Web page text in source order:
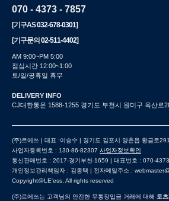
070 - 4373 - 7857
[기구AS032-678-0301]
[기구문의02-511-4402]
AM 9:00~PM 5:00
점심시간 12:00~1:00
토/일/공휴일 휴무
DELIVERY INFO
CJ대한통운 1588-1255 경기도 부천시 원미구 옥산로
(주)르에쓰 | 대표 :이승수 | 경기도 김포시 양촌읍 황금로
사업자등록번호 : 130-86-82307 사업자정보확인
통신판매번호 : 2017-경기부천-1659 | 대표번호 : 070-
개인정보관리책임자 : 김종택 | 전자메일주소 :
Copyright@LE'ess, All rights reserved
(주)르에쓰는 고객님의 안전한 무통장입금 거래에 대해 토